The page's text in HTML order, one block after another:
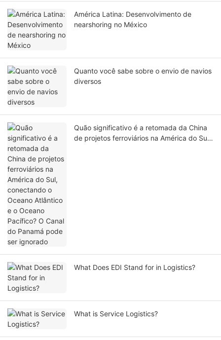
América Latina: Desenvolvimento de
nearshoring no México
Quanto você sabe sobre o envio de navios
diversos
Quão significativo é a retomada da China
de projetos ferroviários na América do Sul,
What Does EDI Stand for in Logistics?
What is Service Logistics?